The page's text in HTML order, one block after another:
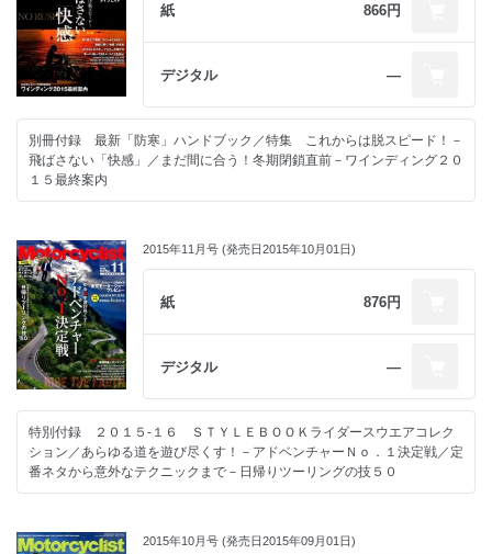
紙 866円
デジタル ―
別冊付録 最新「防寒」ハンドブック／特集 これからは脱スピード！－
飛ばさない「快感」／まだ間に合う！冬期閉鎖直前－ワインディング２０
１５最終案内
2015年11月号 (発売日2015年10月01日)
紙 876円
デジタル ―
特別付録 ２０１５-１６ ＳＴＹＬＥＢＯＯＫライダースウエアコレク
ション／あらゆる道を遊び尽くす！－アドベンチャーＮｏ．１決定戦／定
番ネタから意外なテクニックまで－日帰りツーリングの技５０
2015年10月号 (発売日2015年09月01日)